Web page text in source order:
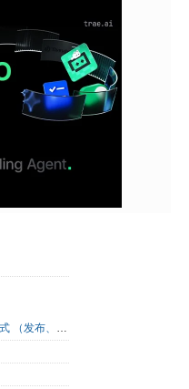
SQL Server 2008 数据库同步的两种方式 （发布、订阅）